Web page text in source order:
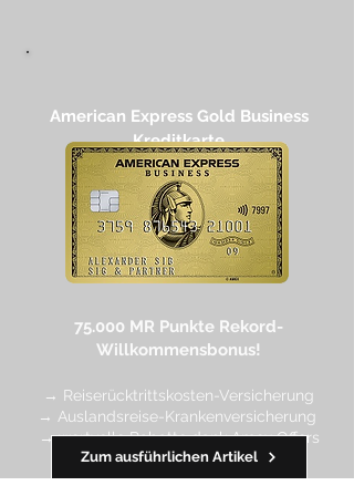
American Express Gold Business
Kreditkarte​
75.000 MR Punkte Rekord-
Willkommensbonus!
→ Reiserücktrittskosten-Versicherung
→ Auslandsreise-Krankenversicherung
→ wertvolle Rabatte dank Amex Offers
Zum ausführlichen Artikel